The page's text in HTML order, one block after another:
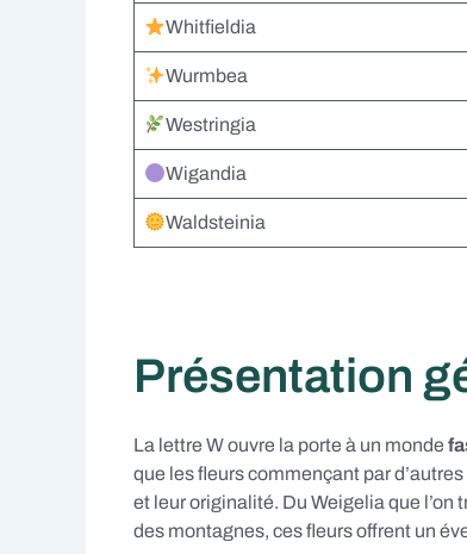
Whitfieldia
Wurmbea
Westringia
Wigandia
Waldsteinia
Présentation
La lettre W ouvre la porte à un monde
que les fleurs commençant par
et leur originalité. Du Weigelia que l’on
des montagnes, ces fleurs offrent un